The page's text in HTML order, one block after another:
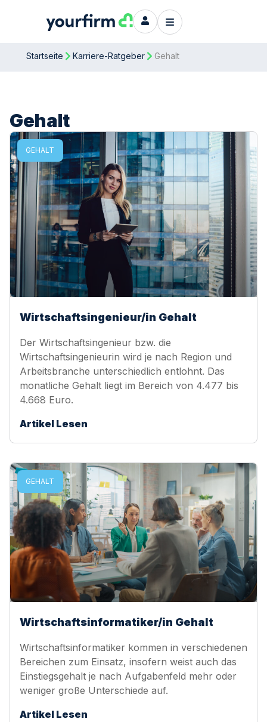
Startseite Karriere-Ratgeber Gehalt
Gehalt
GEHALT
Wirtschaftsingenieur/in Gehalt
Der Wirtschaftsingenieur bzw. die
Wirtschaftsingenieurin wird je nach Region und
Arbeitsbranche unterschiedlich entlohnt. Das
monatliche Gehalt liegt im Bereich von 4.477 bis
4.668 Euro.
Artikel Lesen
GEHALT
Wirtschaftsinformatiker/in Gehalt
Wirtschaftsinformatiker kommen in verschiedenen
Bereichen zum Einsatz, insofern weist auch das
Einstiegsgehalt je nach Aufgabenfeld mehr oder
weniger große Unterschiede auf.
Artikel Lesen